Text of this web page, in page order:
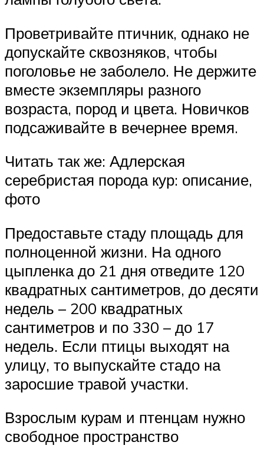
Проветривайте птичник, однако не
допускайте сквозняков, чтобы
поголовье не заболело. Не держите
вместе экземпляры разного
возраста, пород и цвета. Новичков
подсаживайте в вечернее время.
Читать так же: Адлерская
серебристая порода кур: описание,
фото
Предоставьте стаду площадь для
полноценной жизни. На одного
цыпленка до 21 дня отведите 120
квадратных сантиметров, до десяти
недель – 200 квадратных
сантиметров и по 330 – до 17
недель. Если птицы выходят на
улицу, то выпускайте стадо на
заросшие травой участки.
Взрослым курам и птенцам нужно
свободное пространство